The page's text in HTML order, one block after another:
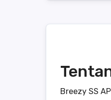
Breezy SS